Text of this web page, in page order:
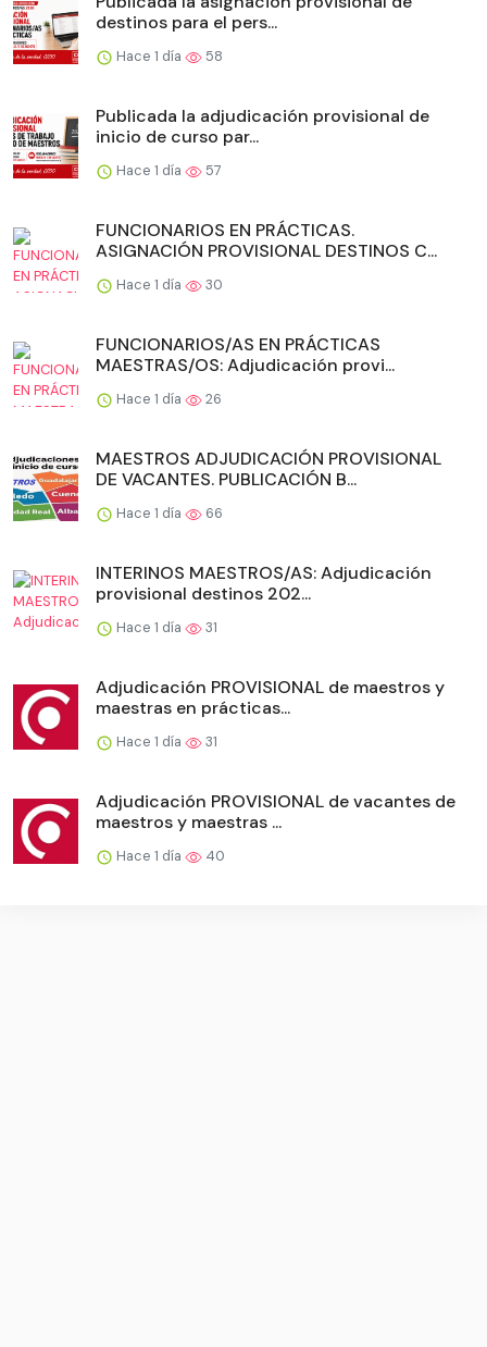
destinos para el pers...
Hace 1 día 58
Publicada la adjudicación provisional de
inicio de curso par...
Hace 1 día 57
FUNCIONARIOS EN PRÁCTICAS.
ASIGNACIÓN PROVISIONAL DESTINOS C...
Hace 1 día 30
FUNCIONARIOS/AS EN PRÁCTICAS
MAESTRAS/OS: Adjudicación provi...
Hace 1 día 26
MAESTROS ADJUDICACIÓN PROVISIONAL
DE VACANTES. PUBLICACIÓN B...
Hace 1 día 66
INTERINOS MAESTROS/AS: Adjudicación
provisional destinos 202...
Hace 1 día 31
Adjudicación PROVISIONAL de maestros y
maestras en prácticas...
Hace 1 día 31
Adjudicación PROVISIONAL de vacantes de
maestros y maestras ...
Hace 1 día 40